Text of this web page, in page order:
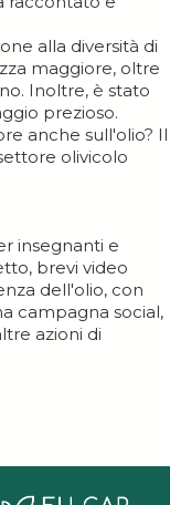
alla diversità di
maggiore, oltre
Inoltre, è stato
prezioso.
anche sull'olio? Il
olivicolo
insegnanti e
brevi video
dell'olio, con
campagna social,
azioni di